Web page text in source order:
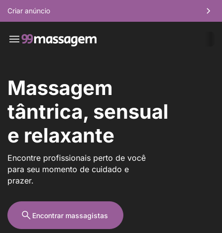
Criar anúncio
Massagem
tântrica, sensual
e relaxante
Encontre profissionais perto de você
para seu momento de cuidado e
prazer.
Encontrar massagistas